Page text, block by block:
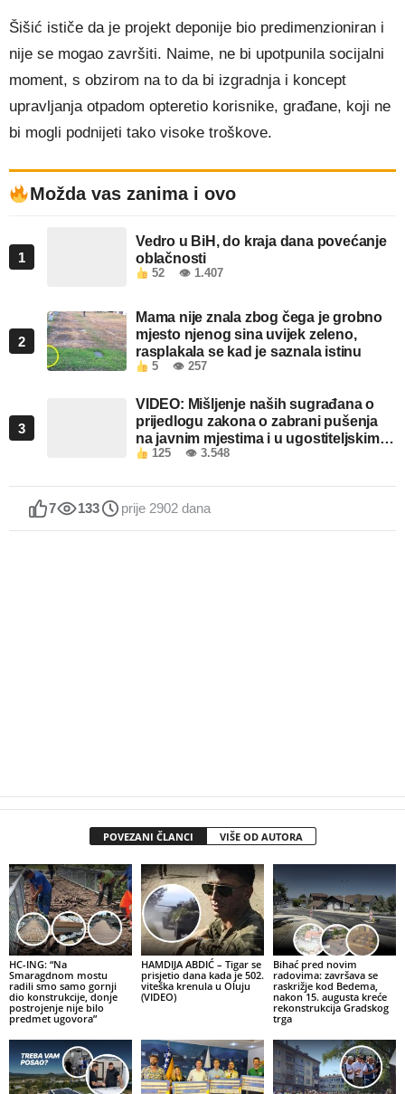
Šišić ističe da je projekt deponije bio predimenzioniran i
nije se mogao završiti. Naime, ne bi upotpunila socijalni
moment, s obzirom na to da bi izgradnja i koncept
upravljanja otpadom opteretio korisnike, građane, koji ne
bi mogli podnijeti tako visoke troškove.
Možda vas zanima i ovo
1
Vedro u BiH, do kraja dana povećanje
oblačnosti
52 👁 1.407
2
Mama nije znala zbog čega je grobno
mjesto njenog sina uvijek zeleno,
rasplakala se kad je saznala istinu
5 👁 257
3
VIDEO: Mišljenje naših sugrađana o
prijedlogu zakona o zabrani pušenja
na javnim mjestima i u ugostiteljskim
objektima u FBiH
125 👁 3.548
7 133 prije 2902 dana
POVEZANI ČLANCI VIŠE OD AUTORA
HC-ING: “Na
Smaragdnom mostu
radili smo samo gornji
dio konstrukcije, donje
postrojenje nije bilo
predmet ugovora”
HAMDIJA ABDIĆ – Tigar se
prisjetio dana kada je 502.
viteška krenula u Oluju
(VIDEO)
Bihać pred novim
radovima: završava se
raskrižje kod Bedema,
nakon 15. augusta kreće
rekonstrukcija Gradskog
trga